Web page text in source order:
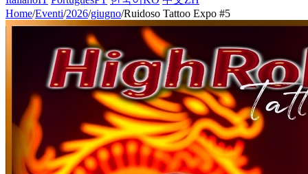
Home/Eventi/2026/giugno/Ruidoso Tattoo Expo #5